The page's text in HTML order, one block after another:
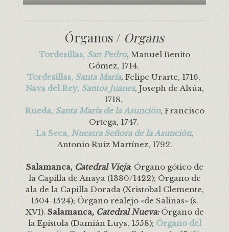
Órganos / Organs
Tordesillas, San Pedro, Manuel Benito
Gómez, 1714.
Tordesillas, Santa María, Felipe Urarte, 1716.
Nava del Rey, Santos Juanes, Joseph de Alsúa,
1718.
Rueda, Santa María de la Asunción, Francisco
Ortega, 1747.
La Seca, Nuestra Señora de la Asunción,
Antonio Ruiz Martínez, 1792.
Salamanca,Catedral Vieja: Órgano gótico de
la Capilla de Anaya (1380/1422); Órgano de
ala de la Capilla Dorada (Xristobal Clemente,
1504-1524); Órgano realejo «de Salinas» (s.
XVI). Salamanca, Catedral Nueva: Órgano de
la Epístola (Damián Luys, 1558); Órgano del